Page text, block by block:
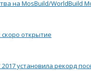
на MosBuild/WorldBuild
открытие
установила рекорд